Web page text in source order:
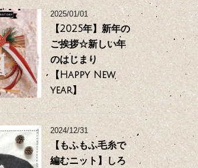
2025/01/01
【2025年】新年の
ご挨拶☆新しい年
のはじまり
【Happy New
year】
2024/12/31
【もふもふ毛糸で
編むニット】しろ